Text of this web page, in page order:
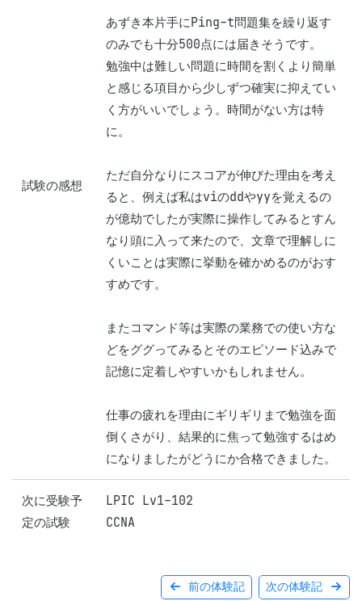
試験の感想
あずき本片手にPing-t問題集を繰り返す
のみでも十分500点には届きそうです。
勉強中は難しい問題に時間を割くより簡単
と感じる項目から少しずつ確実に抑えてい
く方がいいでしょう。時間がない方は特
に。
ただ自分なりにスコアが伸びた理由を考え
ると、例えば私はviのddやyyを覚えるの
が億劫でしたが実際に操作してみるとすん
なり頭に入って来たので、文章で理解しに
くいことは実際に挙動を確かめるのがおす
すめです。
またコマンド等は実際の業務での使い方な
どをググってみるとそのエピソード込みで
記憶に定着しやすいかもしれません。
仕事の疲れを理由にギリギリまで勉強を面
倒くさがり、結果的に焦って勉強するはめ
になりましたがどうにか合格できました。
次に受験予
定の試験
LPIC Lv1-102
CCNA
前の体験記 次の体験記